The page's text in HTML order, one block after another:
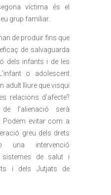
víctima és el
grup familiar.
de produir fins que
de salvaguarda
dels infants i de les
o adolescent
adult lliure que visqui
relacions d’afecte?
l’alienació serà
Podem evitar com a
greu dels drets
una intervenció
sistemes de salut i
i dels Jutjats de